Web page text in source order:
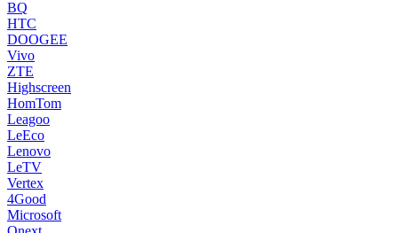
BQ
HTC
DOOGEE
Vivo
ZTE
Highscreen
HomTom
Leagoo
LeEco
Lenovo
LeTV
Vertex
4Good
Microsoft